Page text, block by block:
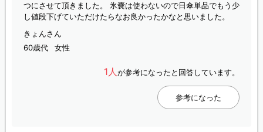
つにさせて頂きました。 氷嚢は使わないので日傘単品でもう少
し値段下げていただけたらなお良かったかなと思いました。
きょんさん
60歳代
女性
1人が参考になったと回答しています。
参考になった